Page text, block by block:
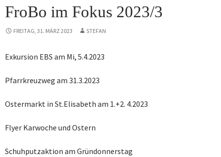
FroBo im Fokus 2023/3
FREITAG, 31. MÄRZ 2023 STEFAN
Exkursion EBS am Mi, 5.4.2023
Pfarrkreuzweg am 31.3.2023
Ostermarkt in St.Elisabeth am 1.+2. 4.2023
Flyer Karwoche und Ostern
Schuhputzaktion am Gründonnerstag